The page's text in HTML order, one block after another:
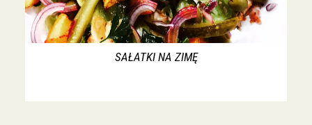
SAŁATKI NA ZIMĘ